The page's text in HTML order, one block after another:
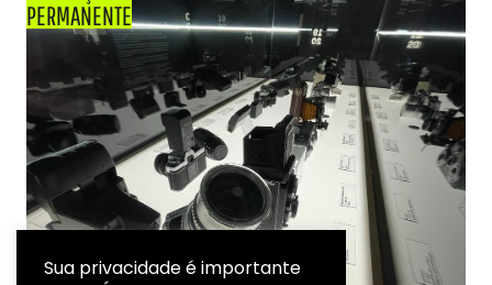
PERMANENTE
Sua privacidade é importante